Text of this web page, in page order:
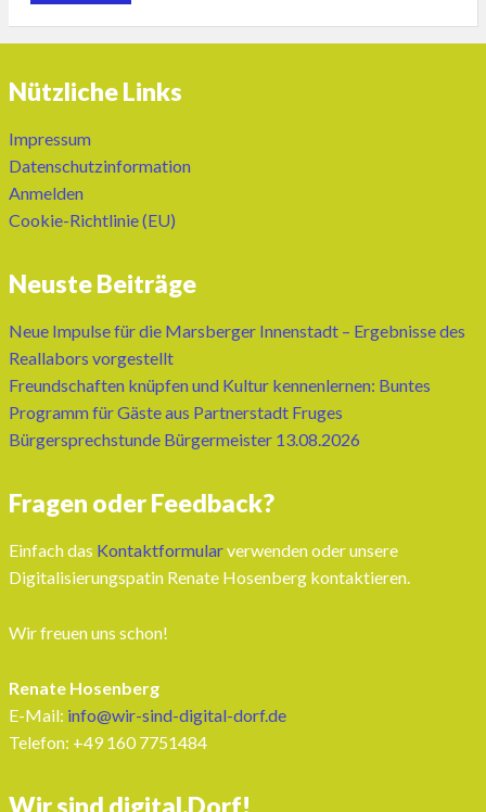
Nützliche Links
Impressum
Datenschutzinformation
Anmelden
Cookie-Richtlinie (EU)
Neuste Beiträge
Neue Impulse für die Marsberger Innenstadt – Ergebnisse des
Reallabors vorgestellt
Freundschaften knüpfen und Kultur kennenlernen: Buntes
Programm für Gäste aus Partnerstadt Fruges
Bürgersprechstunde Bürgermeister 13.08.2026
Fragen oder Feedback?
Einfach das Kontaktformularverwenden oder unsere
Digitalisierungspatin Renate Hosenberg kontaktieren.
Wir freuen uns schon!
Renate Hosenberg
E-Mail: info@wir-sind-digital-dorf.de
Telefon: ‭+49 160 7751484‬
Wir sind digital.Dorf!